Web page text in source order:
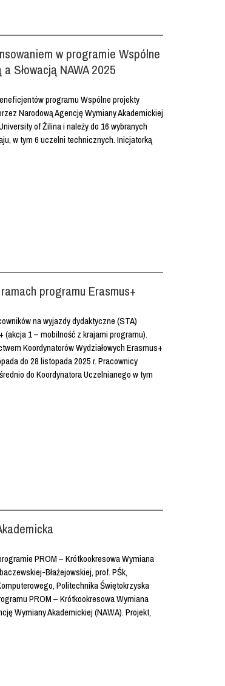
w programie Wspólne
Słowacją NAWA 2025
programu Wspólne projekty
Narodową Agencję Wymiany Akademickiej
of Žilina i należy do 16 wybranych
w tym 6 uczelni technicznych. Inicjatorką
programu Erasmus+
na wyjazdy dydaktyczne (STA)
1 – mobilność z krajami programu).
Koordynatorów Wydziałowych Erasmus+
do 28 listopada 2025 r. Pracownicy
do Koordynatora Uczelnianego w tym
PROM – Krótkookresowa Wymiana
Błażejowskiej, prof. PŚk,
Politechnika Świętokrzyska
PROM – Krótkookresowa Wymiana
Wymiany Akademickiej (NAWA). Projekt,